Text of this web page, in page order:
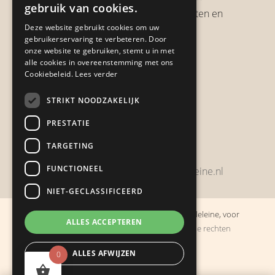
Verzendbeleid, verzendkosten en
verzendtijden
Heb je een klacht?
Zwijnsbergenstraat 154
bestelling@boulevarddelamadeleine.nl
Boulevard de la Madeleine, voor
cadeaus die je stiekem liever zelf houdt· Alle rechten
voorbehouden
Ontwikkeling door
Probu
0
gebruik van cookies.
Deze website gebruikt cookies om uw
gebruikerservaring te verbeteren. Door
onze website te gebruiken, stemt u in met
alle cookies in overeenstemming met ons
Cookiebeleid. Lees verder
STRIKT NOODZAKELIJK
PRESTATIE
TARGETING
FUNCTIONEEL
NIET-GECLASSIFICEERD
ALLES ACCEPTEREN
ALLES AFWIJZEN